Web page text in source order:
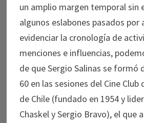
un amplio margen temporal sin
algunos eslabones pasados por
evidenciar la cronología de
menciones e influencias,
de que Sergio Salinas se formó
60 en las sesiones del Cine Club
de Chile (fundado en 1954 y
Chaskel y Sergio Bravo), el que